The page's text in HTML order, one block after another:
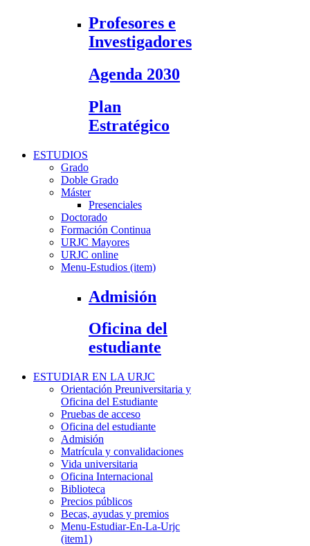
Profesores e
Investigadores
Agenda 2030
Plan
Estratégico
ESTUDIOS
Grado
Doble Grado
Máster
Presenciales
Doctorado
Formación Continua
URJC Mayores
URJC online
Menu-Estudios (item)
Admisión
Oficina del
estudiante
ESTUDIAR EN LA URJC
Orientación Preuniversitaria y
Oficina del Estudiante
Pruebas de acceso
Oficina del estudiante
Admisión
Matrícula y convalidaciones
Vida universitaria
Oficina Internacional
Biblioteca
Precios públicos
Becas, ayudas y premios
Menu-Estudiar-En-La-Urjc
(item1)